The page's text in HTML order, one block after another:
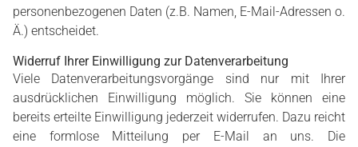
personenbezogenen Daten (z.B. Namen, E-Mail-Adressen o.
Ä.) entscheidet.
Widerruf Ihrer Einwilligung zur Datenverarbeitung
Viele Datenverarbeitungsvorgänge sind nur mit Ihrer
ausdrücklichen Einwilligung möglich. Sie können eine
bereits erteilte Einwilligung jederzeit widerrufen. Dazu reicht
eine formlose Mitteilung per E-Mail an uns. Die